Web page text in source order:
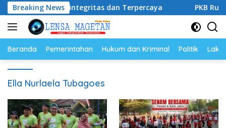
Langsung
ke
konten
Breaking News
Berintegritas dan Terpercaya PKB Run
Beranda Pemerintahan Hukum dan Kriminal Politik
Ella Nurlaela Tubagoes